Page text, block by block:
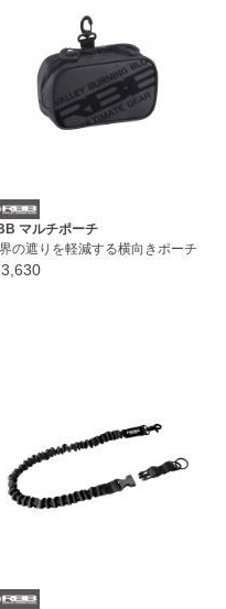
マルチポーチ
の遮りを軽減する横向きポーチ
3,630